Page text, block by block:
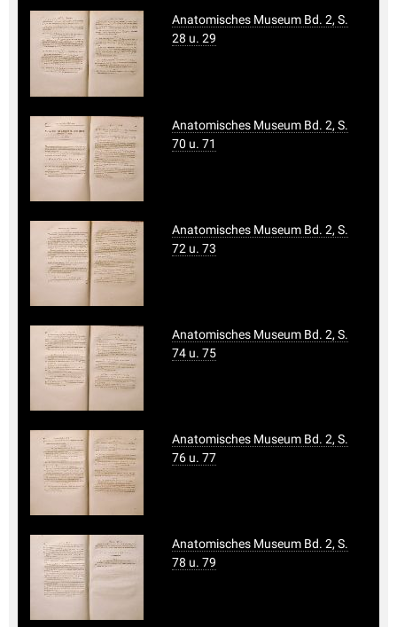
Anatomisches Museum Bd. 2, S.
28 u. 29
Anatomisches Museum Bd. 2, S.
70 u. 71
Anatomisches Museum Bd. 2, S.
72 u. 73
Anatomisches Museum Bd. 2, S.
74 u. 75
Anatomisches Museum Bd. 2, S.
76 u. 77
Anatomisches Museum Bd. 2, S.
78 u. 79